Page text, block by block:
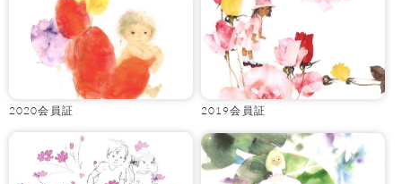
2020会員証 2019会員証